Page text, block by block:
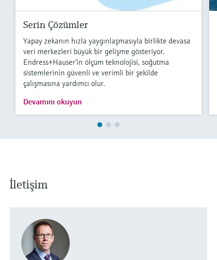
Serin Çözümler
Yapay zekanın hızla yaygınlaşmasıyla birlikte devasa
veri merkezleri büyük bir gelişme gösteriyor.
Endress+Hauser’in ölçüm teknolojisi, soğutma
sistemlerinin güvenli ve verimli bir şekilde
çalışmasına yardımcı olur.
Devamını okuyun
İletişim